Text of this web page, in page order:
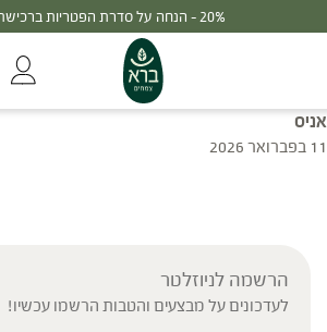
20% - הנחה על סדרת הפטריות ברכישת 2 מוצרים
אניס
11 בפברואר 2026
הרשמה לניוזלטר
לעדכונים על מבצעים והטבות הרשמו עכשיו!